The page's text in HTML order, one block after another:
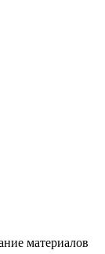
материалов